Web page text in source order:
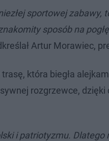
sportowej zabawy,
sposób na
Artur Morawiec,
która biegła
rozgrzewce,
i patriotyzmu.